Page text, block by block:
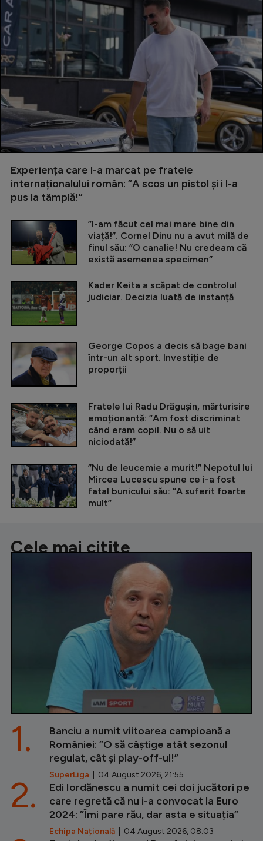
Experiența care l-a marcat pe fratele
internaționalului român: ”A scos un pistol și i l-a
pus la tâmplă!”
”I-am făcut cel mai mare bine din
viață!”. Cornel Dinu nu a avut milă de
finul său: ”O canalie! Nu credeam că
există asemenea specimen”
Kader Keita a scăpat de controlul
judiciar. Decizia luată de instanță
George Copos a decis să bage bani
într-un alt sport. Investiție de
proporții
Fratele lui Radu Drăgușin, mărturisire
emoționantă: ”Am fost discriminat
când eram copil. Nu o să uit
niciodată!”
”Nu de leucemie a murit!” Nepotul lui
Mircea Lucescu spune ce i-a fost
fatal bunicului său: ”A suferit foarte
mult”
Cele mai citite
Banciu a numit viitoarea campioană a
României: ”O să câștige atât sezonul
regulat, cât și play-off-ul!”
SuperLiga | 04 August 2026, 21:55
1.
Edi Iordănescu a numit cei doi jucători pe
care regretă că nu i-a convocat la Euro
2024: ”Îmi pare rău, dar asta e situația”
Echipa Națională | 04 August 2026, 08:03
2.